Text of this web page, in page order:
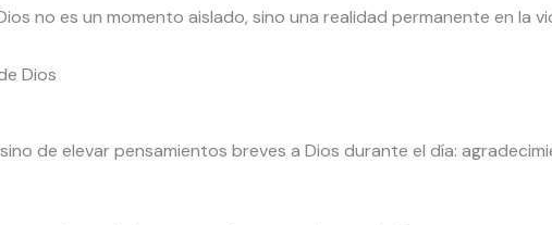
no es un momento aislado, sino una realidad permanente en la
Dios
de elevar pensamientos breves a Dios durante el día: